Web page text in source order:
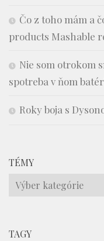
Čo z toho mám a
products Mashable
Nie som otrokom
spotreba v ňom
Roky boja s
TÉMY
Témy
TAGY